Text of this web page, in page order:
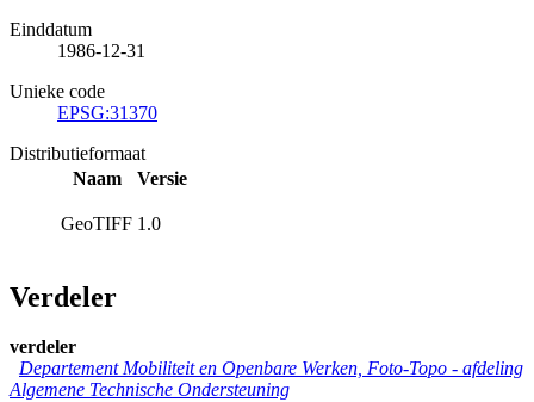
Einddatum
1986-12-31
Unieke code
EPSG:31370
Distributieformaat
Naam
Versie
GeoTIFF 1.0
Verdeler
verdeler
Departement Mobiliteit en Openbare Werken, Foto-Topo - afdeling
Algemene Technische Ondersteuning